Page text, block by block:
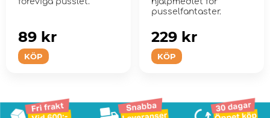
KÖP
89 kr
pusselfantaster.
KÖP
229 kr